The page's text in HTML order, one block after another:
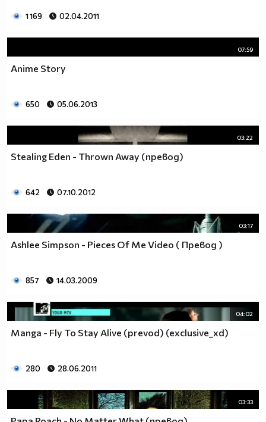
1 169 02.04.2011
07:59
Anime Story
650 05.06.2013
03:22
Stealing Eden - Thrown Away (превод)
642 07.10.2012
03:17
Ashlee Simpson - Pieces Of Me Video ( Превод )
857 14.03.2009
04:02
Manga - Fly To Stay Alive (prevod) (exclusive_xd)
280 28.06.2011
03:33